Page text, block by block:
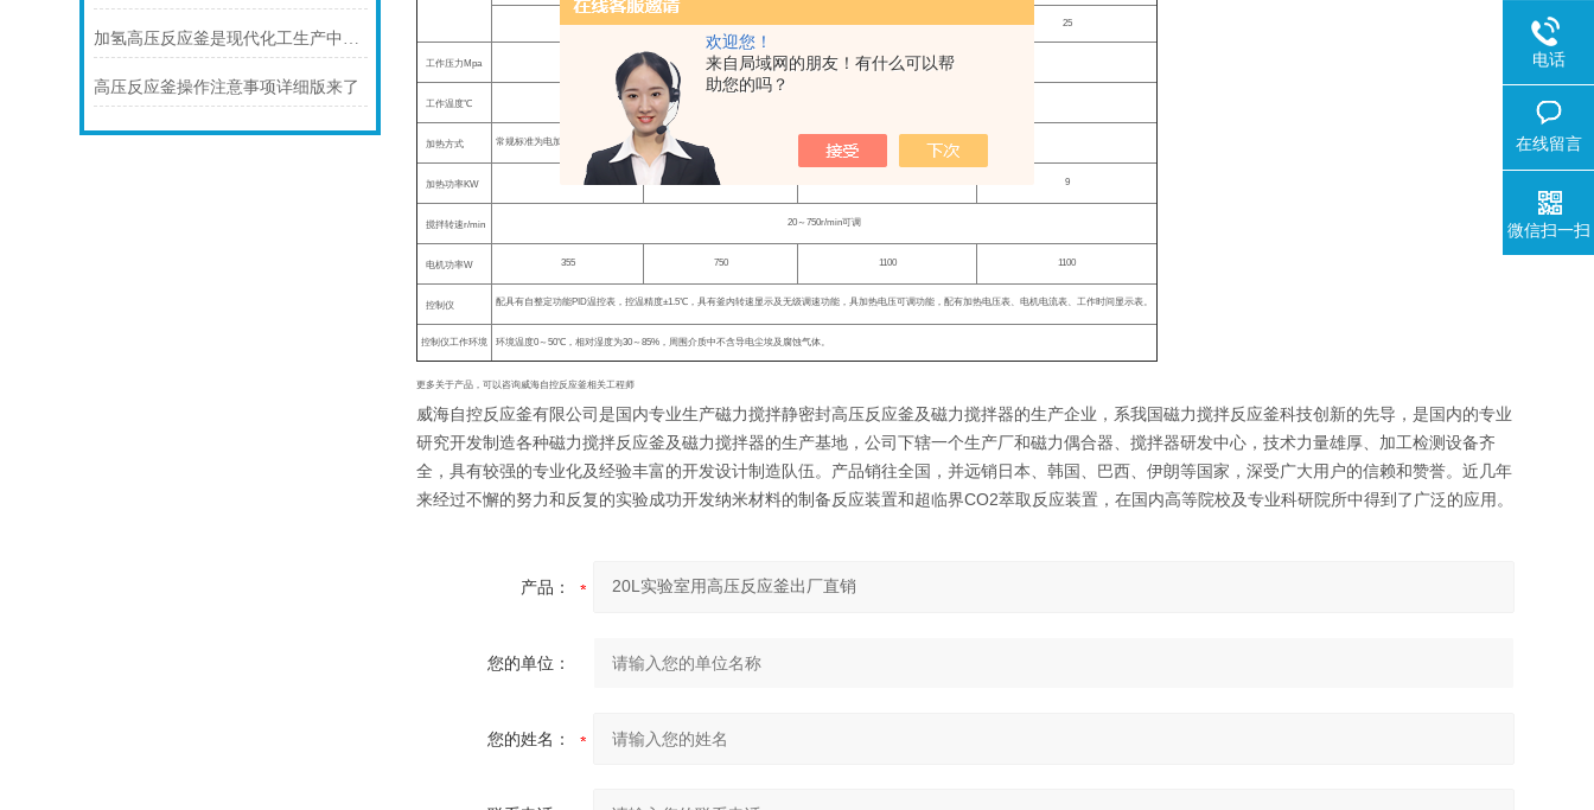
欢迎您！
来自局域网的朋友！有什么可以帮
助您的吗？
加氢高压反应釜是现代化工生产中不可少的设备之一
高压反应釜操作注意事项详细版来了
5 10 20 25
工作压力 Mpa 常规标准： 9.8Mpa ，非标： 10.0-35.0 Mpa
工作温度℃
加热方式 常规标准为电加热，可制造为夹套蒸汽、夹套导热油电加热管、远红外、夹套油、水浴循环等
加热功率KW 6 9
搅拌转速r/min 20 ～750r/min可调
电机功率W 355 750 1100 1100
控制仪 配具有自整定功能PID温控表，控温精度±1.5℃，具有釜内转速显示及无级调速功能，具加热电压可调功能，配有加热电压表、电机电流表、工作时间显示表。
控制仪工作环境 环境温度0 ～50℃ ，相对湿度为30 ～85% ，周围介质中不含导电尘埃及腐蚀气体。
更多关于产品，可以咨询威海自控反应釜相关工程师
威海自控反应釜有限公司是国内专业生产磁力搅拌静密封高压反应釜及磁力搅拌器的生产企业，系我国磁力搅拌反应釜科技创新的先导，是国内的专业
研究开发制造各种磁力搅拌反应釜及磁力搅拌器的生产基地，公司下辖一个生产厂和磁力偶合器、搅拌器研发中心，技术力量雄厚、加工检测设备齐
全，具有较强的专业化及经验丰富的开发设计制造队伍。产品销往全国，并远销日本、韩国、巴西、伊朗等国家，深受广大用户的信赖和赞誉。近几年
来经过不懈的努力和反复的实验成功开发纳米材料的制备反应装置和超临界CO2萃取反应装置，在国内高等院校及专业科研院所中得到了广泛的应用。
产品：
您的单位：
您的姓名：
电话
在线留言
微信扫一扫